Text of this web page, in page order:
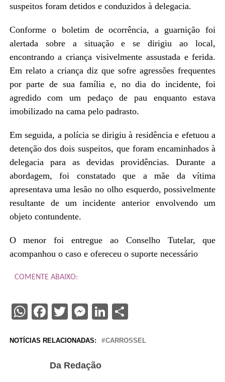
suspeitos foram detidos e conduzidos à delegacia.
Conforme o boletim de ocorrência, a guarnição foi
alertada sobre a situação e se dirigiu ao local,
encontrando a criança visivelmente assustada e ferida.
Em relato a criança diz que sofre agressões frequentes
por parte de sua família e, no dia do incidente, foi
agredido com um pedaço de pau enquanto estava
imobilizado na cama pelo padrasto.
Em seguida, a polícia se dirigiu à residência e efetuou a
detenção dos dois suspeitos, que foram encaminhados à
delegacia para as devidas providências. Durante a
abordagem, foi constatado que a mãe da vítima
apresentava uma lesão no olho esquerdo, possivelmente
resultante de um incidente anterior envolvendo um
objeto contundente.
O menor foi entregue ao Conselho Tutelar, que
acompanhou o caso e ofereceu o suporte necessário
COMENTE ABAIXO:
WhatsApp
Facebook
Twitter
Messenger
LinkedIn
Share
NOTÍCIAS RELACIONADAS: CARROSSEL
Da Redação